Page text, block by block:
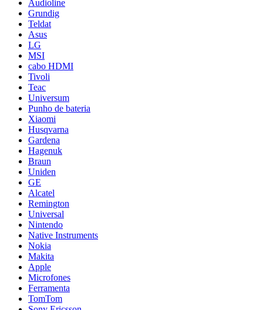
Audioline
Grundig
Teldat
Asus
LG
MSI
cabo HDMI
Tivoli
Teac
Universum
Punho de bateria
Xiaomi
Husqvarna
Gardena
Hagenuk
Braun
Uniden
GE
Alcatel
Remington
Universal
Nintendo
Native Instruments
Nokia
Makita
Apple
Microfones
Ferramenta
TomTom